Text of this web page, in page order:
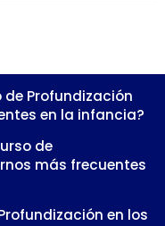
de Profundización
en la infancia?
de
más frecuentes
en los